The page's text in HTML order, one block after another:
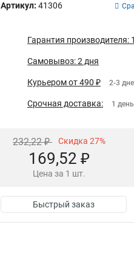
Артикул: 41306
Гарантия производителя:
Самовывоз: 2 дня
Курьером от 490 ₽ 2-3
Срочная доставка: 1 день
232,22 ₽ Скидка 27%
169,52 ₽
Цена за 1 шт.
Быстрый заказ